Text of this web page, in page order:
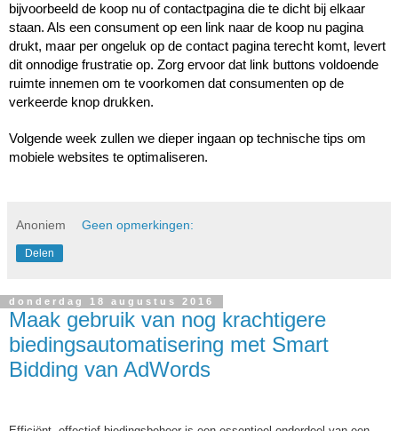
bijvoorbeeld de koop nu of contactpagina die te dicht bij elkaar
staan. Als een consument op een link naar de koop nu pagina
drukt, maar per ongeluk op de contact pagina terecht komt, levert
dit onnodige frustratie op. Zorg ervoor dat link buttons voldoende
ruimte innemen om te voorkomen dat consumenten op de
verkeerde knop drukken.
Volgende week zullen we dieper ingaan op technische tips om
mobiele websites te optimaliseren.
Anoniem Geen opmerkingen:
Delen
donderdag 18 augustus 2016
Maak gebruik van nog krachtigere
biedingsautomatisering met Smart
Bidding van AdWords